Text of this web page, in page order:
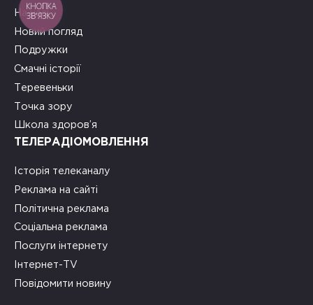
На часі
Новий погляд
Подружки
Смачні історії
Теревеньки
Точка зору
Школа здоров’я
ТЕЛЕРАДІОМОВЛЕННЯ
Історія телеканалу
Реклама на сайті
Політична реклама
Соціальна реклама
Послуги інтернету
Інтернет-TV
Повідомити новину
КНОПКА
ЗВ'ЯЗКУ